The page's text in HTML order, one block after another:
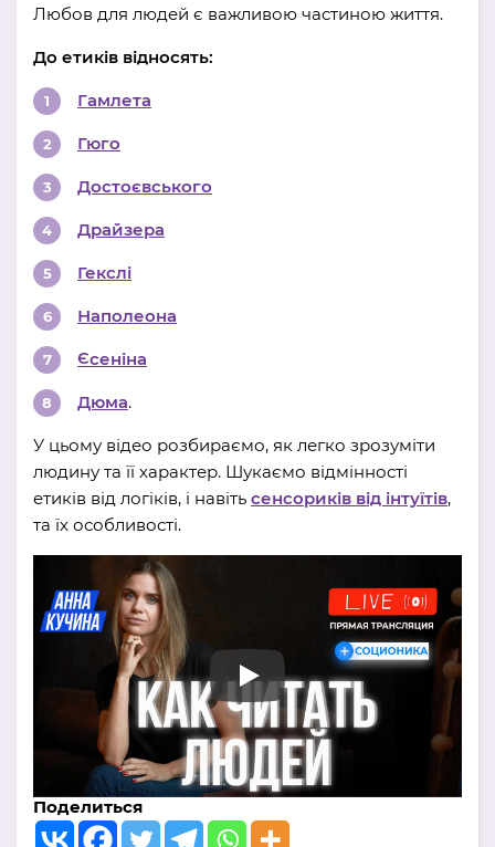
Любов для людей є важливою частиною життя.
До етиків відносять:
Гамлета
Гюго
Достоєвського
Драйзера
Гекслі
Наполеона
Єсеніна
Дюма.
У цьому відео розбираємо, як легко зрозуміти
людину та її характер. Шукаємо відмінності
етиків від логіків, і навіть сенсориків від інтуїтів,
та їх особливості.
Поделиться